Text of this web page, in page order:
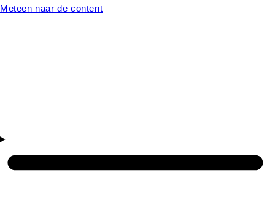
Meteen naar de content